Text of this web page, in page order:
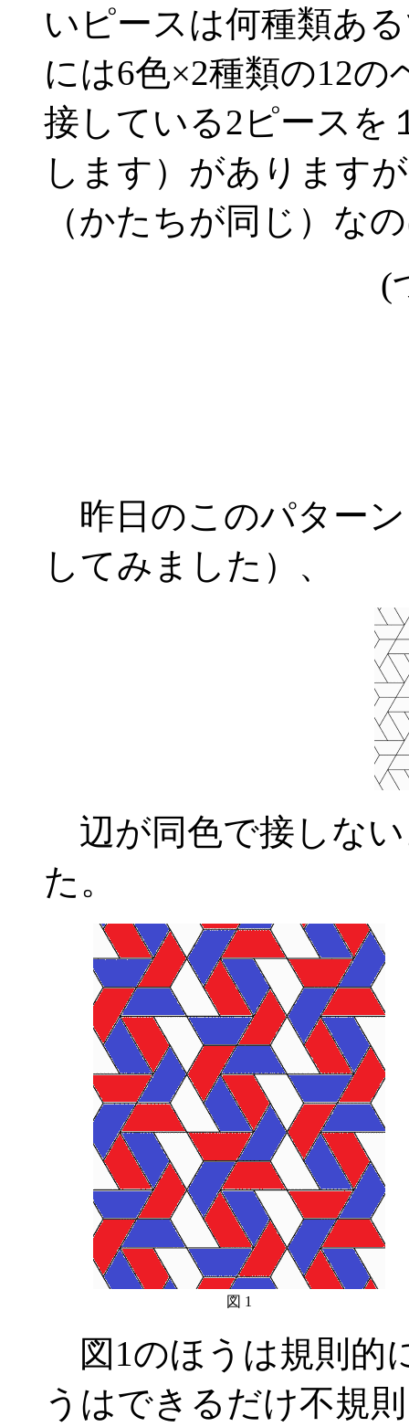
いピースは何種類あ
には6色×2種類の12
接している2ピースを
します）があります
（かたちが同じ）な
(
昨日のこのパター
してみました）、
辺が同色で接しな
た。
図 1
図1のほうは規則的
うはできるだけ不規